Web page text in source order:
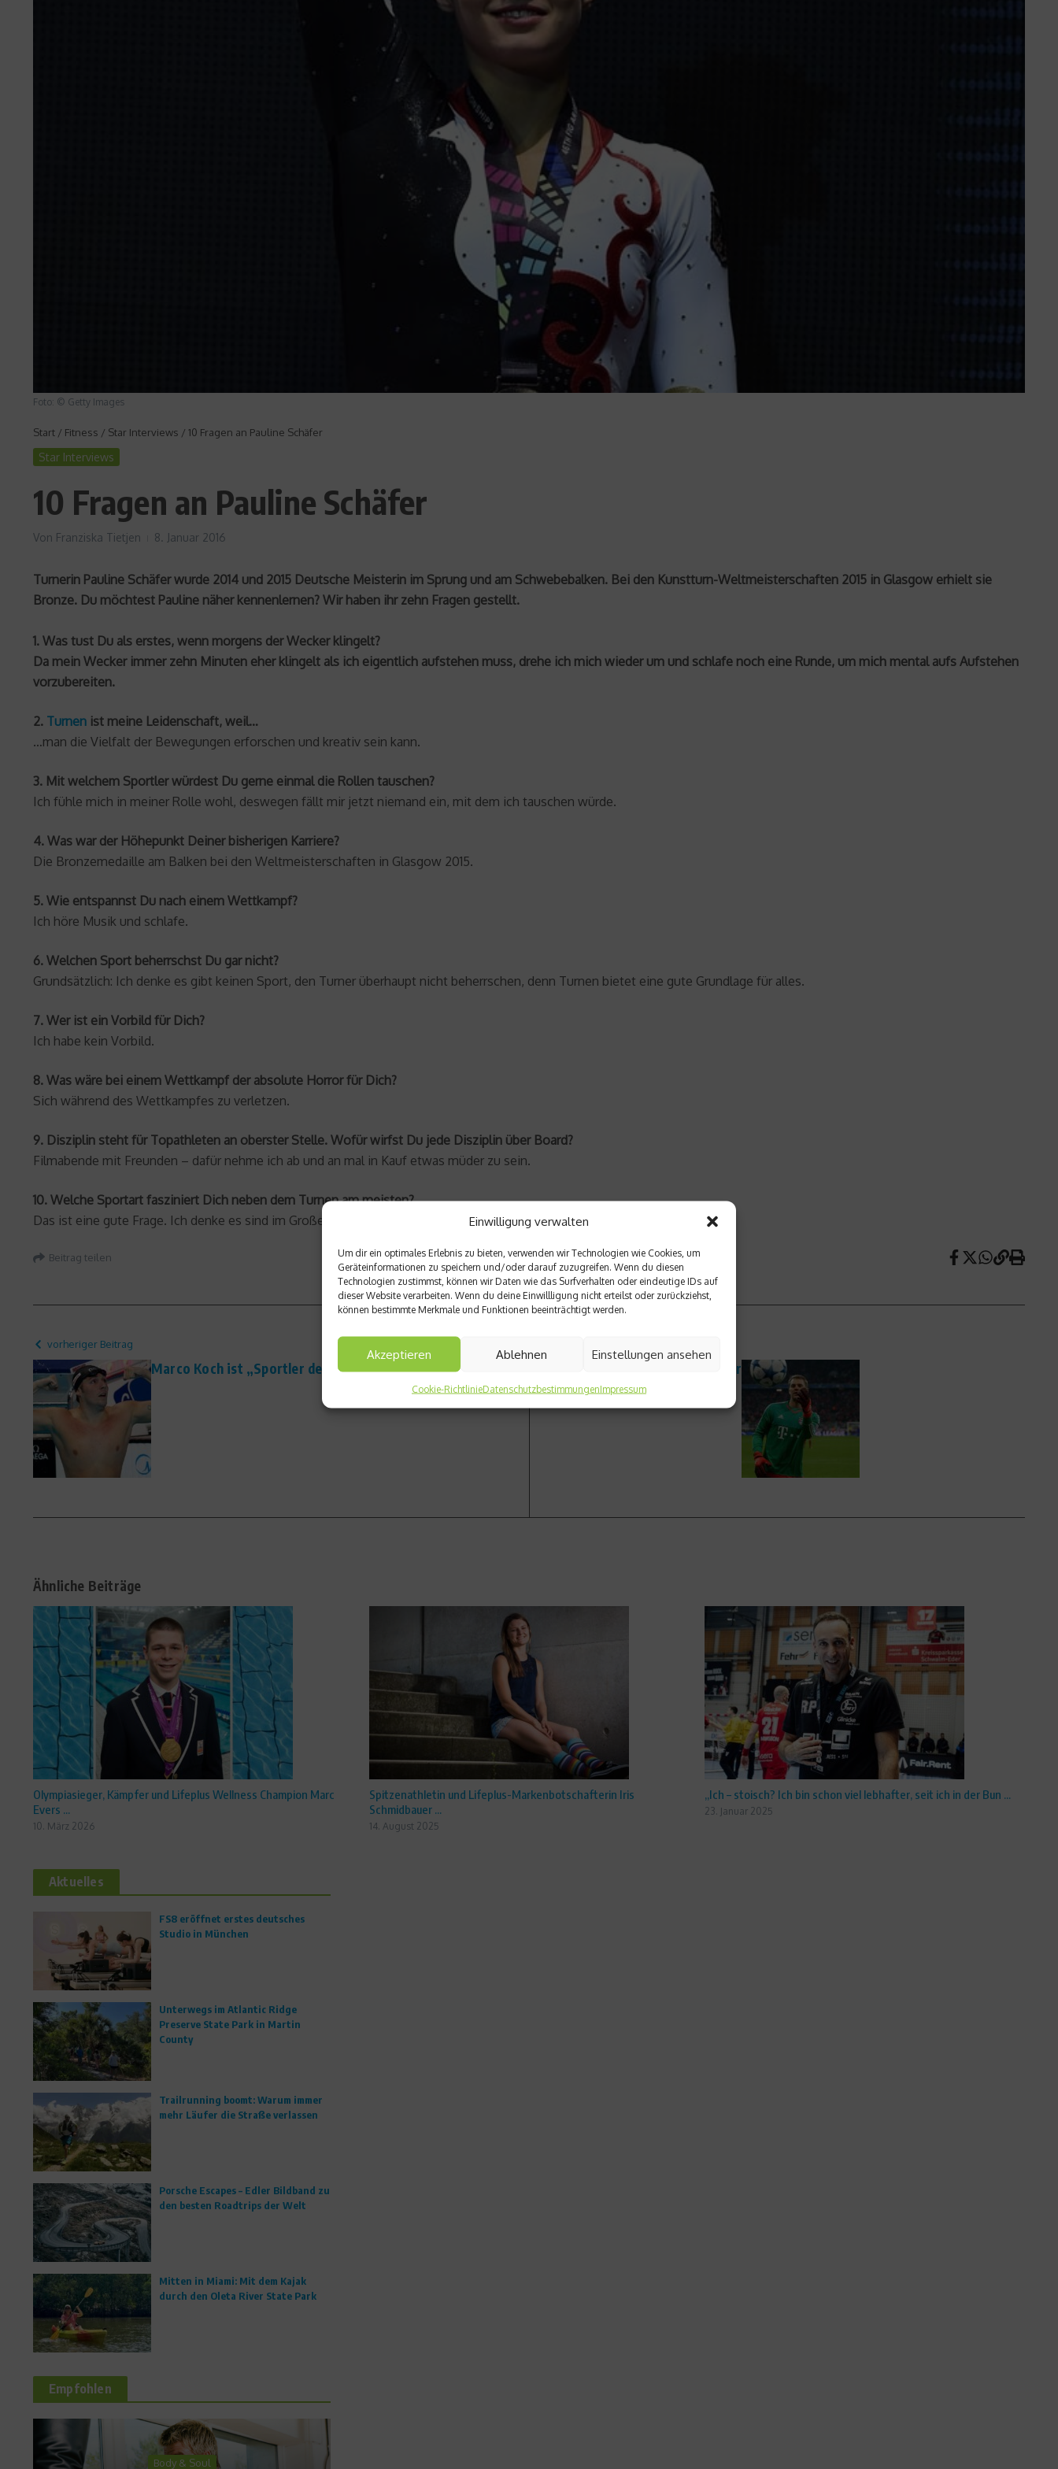
Einwilligung verwalten
Um dir ein optimales Erlebnis zu bieten, verwenden wir Technologien wie Cookies, um
Geräteinformationen zu speichern und/oder darauf zuzugreifen. Wenn du diesen
Technologien zustimmst, können wir Daten wie das Surfverhalten oder eindeutige IDs auf
dieser Website verarbeiten. Wenn du deine Einwillligung nicht erteilst oder zurückziehst,
können bestimmte Merkmale und Funktionen beeinträchtigt werden.
Akzeptieren Ablehnen Einstellungen ansehen
Cookie-RichtlinieDatenschutzbestimmungenImpressum
Foto: © Getty Images
Start / Fitness / Star Interviews / 10 Fragen an Pauline Schäfer
Star Interviews
10 Fragen an Pauline Schäfer
Von Franziska Tietjen 8. Januar 2016
Turnerin Pauline Schäfer wurde 2014 und 2015 Deutsche Meisterin im Sprung und am Schwebebalken. Bei den Kunstturn-Weltmeisterschaften 2015 in Glasgow erhielt sie
Bronze. Du möchtest Pauline näher kennenlernen? Wir haben ihr zehn Fragen gestellt.
1. Was tust Du als erstes, wenn morgens der Wecker klingelt?
Da mein Wecker immer zehn Minuten eher klingelt als ich eigentlich aufstehen muss, drehe ich mich wieder um und schlafe noch eine Runde, um mich mental aufs Aufstehen
vorzubereiten.
2. Turnen ist meine Leidenschaft, weil…
…man die Vielfalt der Bewegungen erforschen und kreativ sein kann.
3. Mit welchem Sportler würdest Du gerne einmal die Rollen tauschen?
Ich fühle mich in meiner Rolle wohl, deswegen fällt mir jetzt niemand ein, mit dem ich tauschen würde.
4. Was war der Höhepunkt Deiner bisherigen Karriere?
Die Bronzemedaille am Balken bei den Weltmeisterschaften in Glasgow 2015.
5. Wie entspannst Du nach einem Wettkampf?
Ich höre Musik und schlafe.
6. Welchen Sport beherrschst Du gar nicht?
Grundsätzlich: Ich denke es gibt keinen Sport, den Turner überhaupt nicht beherrschen, denn Turnen bietet eine gute Grundlage für alles.
7. Wer ist ein Vorbild für Dich?
Ich habe kein Vorbild.
8. Was wäre bei einem Wettkampf der absolute Horror für Dich?
Sich während des Wettkampfes zu verletzen.
9. Disziplin steht für Topathleten an oberster Stelle. Wofür wirfst Du jede Disziplin über Board?
Filmabende mit Freunden – dafür nehme ich ab und an mal in Kauf etwas müder zu sein.
10. Welche Sportart fasziniert Dich neben dem Turnen am meisten?
Das ist eine gute Frage. Ich denke es sind im Großen und Ganzen
Kampfsportarten.
Beitrag teilen
vorheriger Beitrag
Marco Koch ist „Sportler des Monats“ Dezember Manuel Neuer wieder Welttorhüter
Ähnliche Beiträge
Olympiasieger, Kämpfer und Lifeplus Wellness Champion Marc
Evers ...
10. März 2026
Spitzenathletin und Lifeplus-Markenbotschafterin Iris
Schmidbauer ...
14. August 2025
„Ich – stoisch? Ich bin schon viel lebhafter, seit ich in der Bun ...
23. Januar 2025
Aktuelles
FS8 eröffnet erstes deutsches
Studio in München
Unterwegs im Atlantic Ridge
Preserve State Park in Martin
County
Trailrunning boomt: Warum immer
mehr Läufer die Straße verlassen
Porsche Escapes – Edler Bildband zu
den besten Roadtrips der Welt
Mitten in Miami: Mit dem Kajak
durch den Oleta River State Park
Empfohlen
Richtig trainieren